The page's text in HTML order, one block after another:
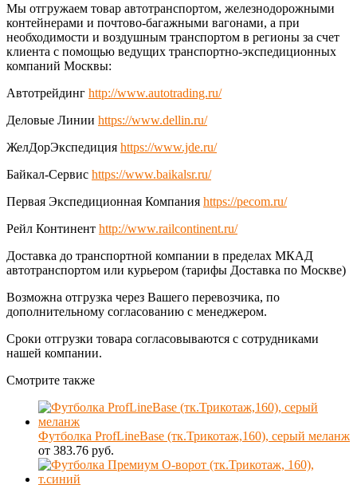
Мы отгружаем товар автотранспортом, железнодорожными
контейнерами и почтово-багажными вагонами, а при
необходимости и воздушным транспортом в регионы за счет
клиента с помощью ведущих транспортно-экспедиционных
компаний Москвы:
Автотрейдинг http://www.autotrading.ru/
Деловые Линии https://www.dellin.ru/
ЖелДорЭкспедиция https://www.jde.ru/
Байкал-Сервис https://www.baikalsr.ru/
Первая Экспедиционная Компания https://pecom.ru/
Рейл Континент http://www.railcontinent.ru/
Доставка до транспортной компании в пределах МКАД
автотранспортом или курьером (тарифы Доставка по Москве)
Возможна отгрузка через Вашего перевозчика, по
дополнительному согласованию с менеджером.
Сроки отгрузки товара согласовываются с сотрудниками
нашей компании.
Смотрите также
Футболка ProfLineBase (тк.Трикотаж,160), серый меланж
от 383.76 руб.